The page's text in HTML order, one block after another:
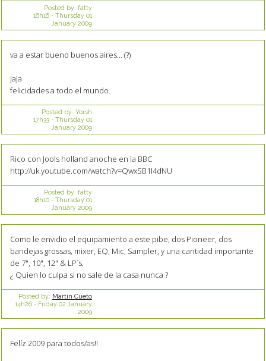
Posted by: fatty
16h16- Thursday 01
January 2009
va a estar bueno buenos aires... (?)
jaja
felicidades a todo el mundo.
Posted by: Yorsh
17h33- Thursday 01
January 2009
Rico con Jools holland anoche en la BBC
http://uk.youtube.com/watch?v=QwxSB1I4dNU
Posted by: fatty
18h10- Thursday 01
January 2009
Como le envidio el equipamiento a este pibe, dos Pioneer, dos
bandejas grossas, mixer, EQ, Mic, Sampler, y una cantidad importante
de 7", 10", 12" & LP´s.
¿ Quien lo culpa si no sale de la casa nunca ?
Posted by: Martin Cueto
14h26- Friday 02 January
2009
Felíz 2009 para todos/as!!